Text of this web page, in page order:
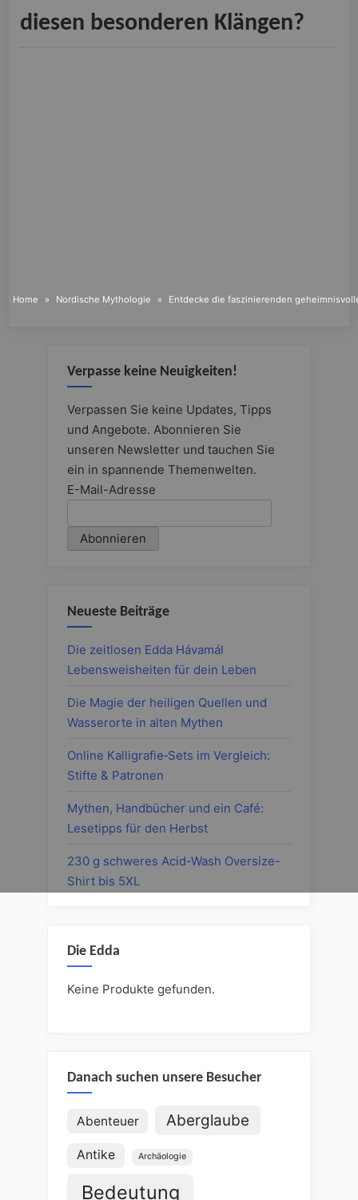
Home Nordische Mythologie Entdecke die faszinierenden
diesen besonderen Klängen?
Verpasse keine Neuigkeiten!
Verpassen Sie keine Updates, Tipps
und Angebote. Abonnieren Sie
unseren Newsletter und tauchen Sie
ein in spannende Themenwelten.
E-Mail-Adresse
Neueste Beiträge
Die zeitlosen Edda Hávamál
Lebensweisheiten für dein Leben
Die Magie der heiligen Quellen und
Wasserorte in alten Mythen
Online Kalligrafie‑Sets im Vergleich:
Stifte & Patronen
Mythen, Handbücher und ein Café:
Lesetipps für den Herbst
230 g schweres Acid-Wash Oversize-
Shirt bis 5XL
Die Edda
Keine Produkte gefunden.
Danach suchen unsere Besucher
Abenteuer Aberglaube
Antike Archäologie
Bedeutung